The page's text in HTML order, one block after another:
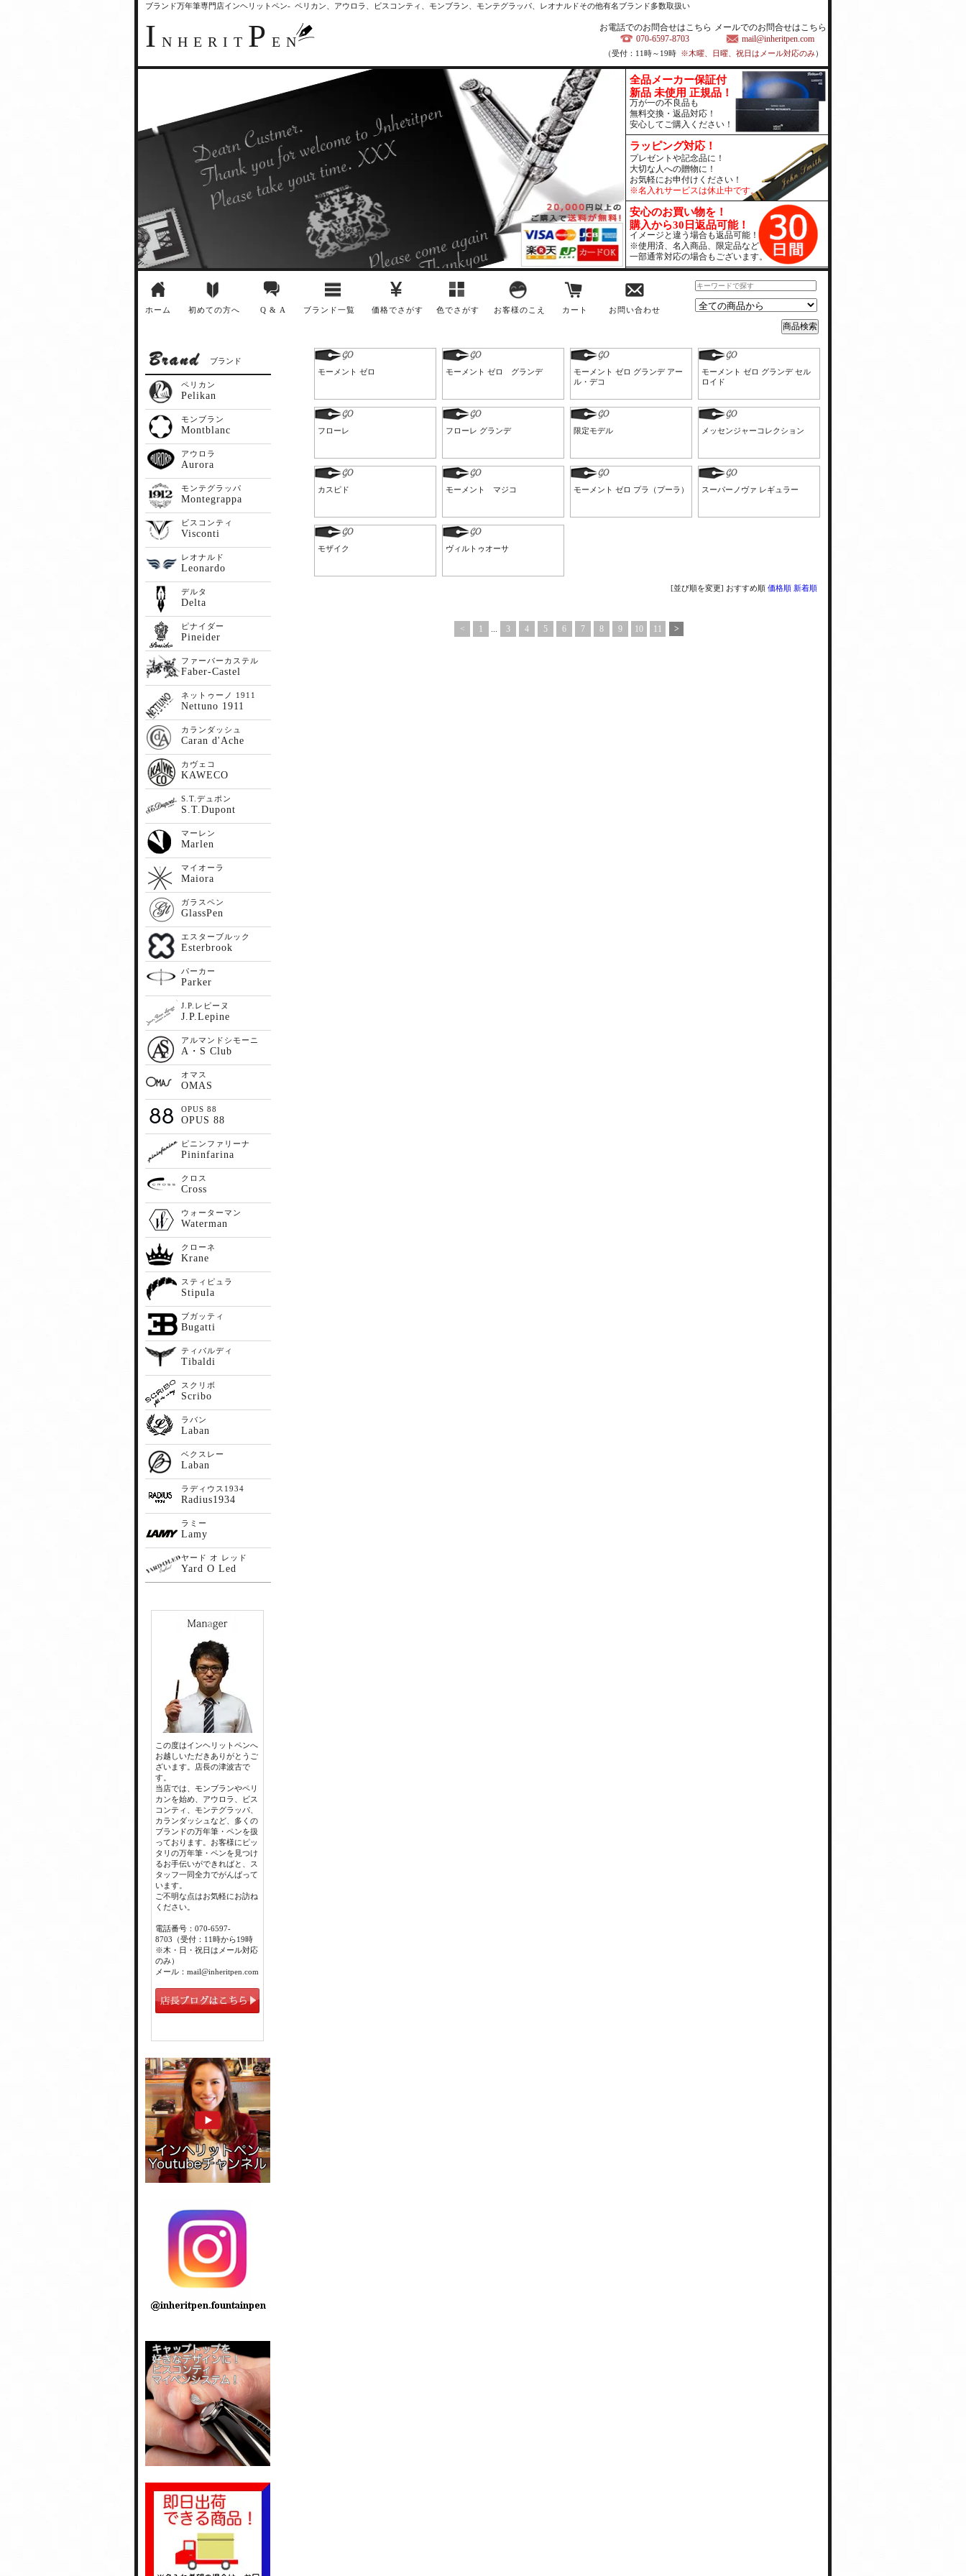
ブランド万年筆専門店インヘリットペン- ペリカン、アウロラ、ビスコンティ、モンブラン、モンテグラッパ、レオナルドその他有名ブランド多数取扱い
I NHERIT P EN
お電話でのお問合せはこちら
070-6597-8703
メールでのお問合せはこちら
mail@inheritpen.com
（受付：11時～19時 ※木曜、日曜、祝日はメール対応のみ）
全品メーカー保証付
新品 未使用 正規品！
万が一の不良品も
無料交換・返品対応！
安心してご購入ください！
ラッピング対応！
プレゼントや記念品に！
大切な人への贈物に！
お気軽にお申付けください！
※名入れサービスは休止中です。
安心のお買い物を！
購入から30日返品可能！
イメージと違う場合も返品可能！
※使用済、名入商品、限定品など
一部通常対応の場合もございます。
ホーム 初めての方へ Q & A ブランド一覧 価格でさがす 色でさがす お客様のこえ カート お問い合わせ
モーメント ゼロ モーメント ゼロ グランデ
モーメント ゼロ グランデ アー
ル・デコ
モーメント ゼロ グランデ セル
ロイド
フローレ フローレ グランデ 限定モデル メッセンジャーコレクション
カスピド モーメント マジコ モーメント ゼロ プラ（プーラ） スーパーノヴァ レギュラー
モザイク ヴィルトゥオーサ
[並び順を変更] おすすめ順 価格順 新着順
< 1 ... 3 4 5 6 7 8 9 10 11 >
ブランド
ペリカン
Pelikan
モンブラン
Montblanc
アウロラ
Aurora
モンテグラッパ
Montegrappa
ビスコンティ
Visconti
レオナルド
Leonardo
デルタ
Delta
ピナイダー
Pineider
ファーバーカステル
Faber-Castel
ネットゥーノ 1911
Nettuno 1911
カランダッシュ
Caran d'Ache
カヴェコ
KAWECO
S.T.デュポン
S.T.Dupont
マーレン
Marlen
マイオーラ
Maiora
ガラスペン
GlassPen
エスターブルック
Esterbrook
パーカー
Parker
J.P.レピーヌ
J.P.Lepine
アルマンドシモーニ
A・S Club
オマス
OMAS
OPUS 88
OPUS 88
ピニンファリーナ
Pininfarina
クロス
Cross
ウォーターマン
Waterman
クローネ
Krane
スティピュラ
Stipula
ブガッティ
Bugatti
ティバルディ
Tibaldi
スクリボ
Scribo
ラバン
Laban
ベクスレー
Laban
ラディウス1934
Radius1934
ラミー
Lamy
ヤード オ レッド
Yard O Led
この度はインヘリットペンへ
お越しいただきありがとうご
ざいます。店長の津波古で
す。
当店では、モンブランやペリ
カンを始め、アウロラ、ビス
コンティ、モンテグラッパ、
カランダッシュなど、多くの
ブランドの万年筆・ペンを扱
っております。お客様にピッ
タリの万年筆・ペンを見つけ
るお手伝いができればと、ス
タッフ一同全力でがんばって
います。
ご不明な点はお気軽にお訪ね
ください。
電話番号：070-6597-
8703（受付：11時から19時
※木・日・祝日はメール対応
のみ）
メール：mail@inheritpen.com